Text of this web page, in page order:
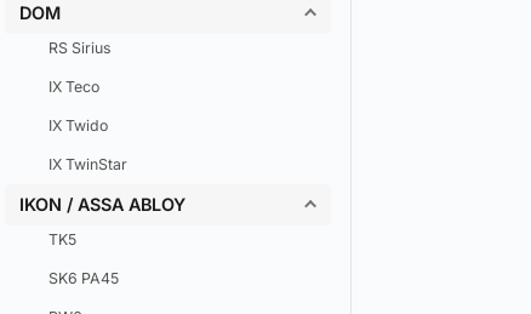
DOM
RS Sirius
IX Teco
IX Twido
IX TwinStar
IKON / ASSA ABLOY
TK5
SK6 PA45